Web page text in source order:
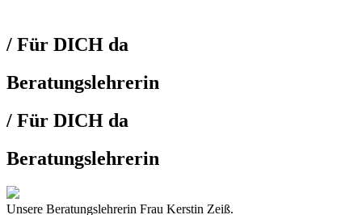
/ Für DICH da
Beratungslehrerin
/ Für DICH da
Beratungslehrerin
Unsere Beratungslehrerin Frau Kerstin Zeiß.